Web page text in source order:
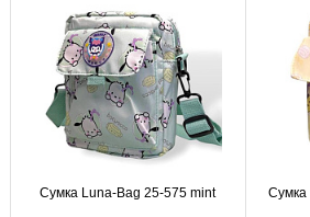
Сумка Luna-Bag 25-575 mint Сумка